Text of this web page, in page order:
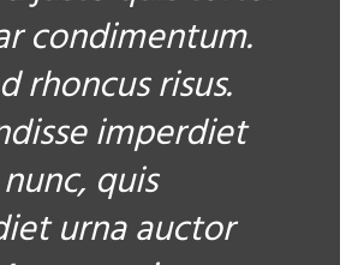
condimentum.
rhoncus risus.
imperdiet
quis
urna auctor